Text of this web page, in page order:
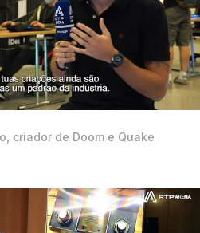
criador de Doom e Quake